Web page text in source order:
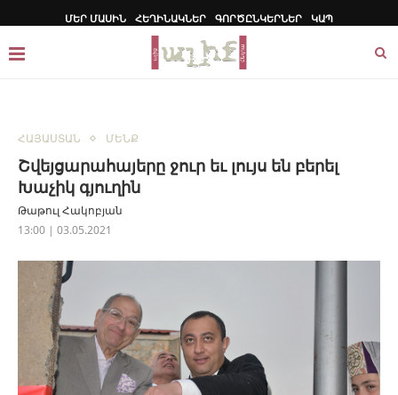
ՄԵՐ ՄԱՍԻՆ ՀԵՂԻՆԱԿՆԵՐ ԳՈՐԾԸՆԿԵՐՆԵՐ ԿԱՊ
ՀԱՅԱՍՏԱՆ ՄԵՆՔ
Շվեյցարահայերը ջուր եւ լույս են բերել
Խաչիկ գյուղին
Թաթուլ Հակոբյան
13:00 | 03.05.2021